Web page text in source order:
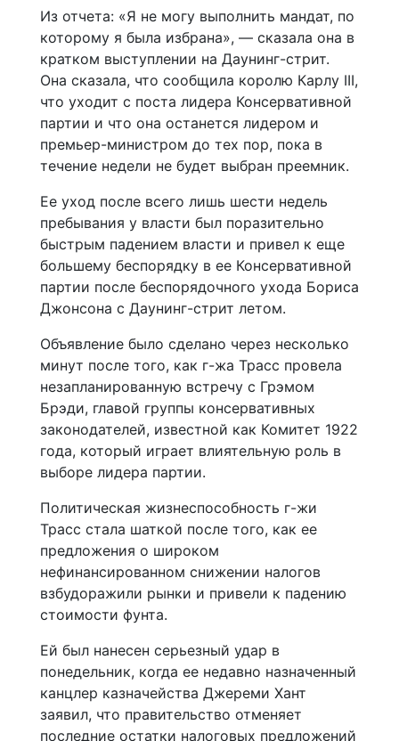
Из отчета: «Я не могу выполнить мандат, по
которому я была избрана», — сказала она в
кратком выступлении на Даунинг-стрит.
Она сказала, что сообщила королю Карлу III,
что уходит с поста лидера Консервативной
партии и что она останется лидером и
премьер-министром до тех пор, пока в
течение недели не будет выбран преемник.
Ее уход после всего лишь шести недель
пребывания у власти был поразительно
быстрым падением власти и привел к еще
большему беспорядку в ее Консервативной
партии после беспорядочного ухода Бориса
Джонсона с Даунинг-стрит летом.
Объявление было сделано через несколько
минут после того, как г-жа Трасс провела
незапланированную встречу с Грэмом
Брэди, главой группы консервативных
законодателей, известной как Комитет 1922
года, который играет влиятельную роль в
выборе лидера партии.
Политическая жизнеспособность г-жи
Трасс стала шаткой после того, как ее
предложения о широком
нефинансированном снижении налогов
взбудоражили рынки и привели к падению
стоимости фунта.
Ей был нанесен серьезный удар в
понедельник, когда ее недавно назначенный
канцлер казначейства Джереми Хант
заявил, что правительство отменяет
последние остатки налоговых предложений